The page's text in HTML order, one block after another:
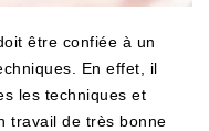
être confiée à un
En effet, il
les techniques et
travail de très bonne